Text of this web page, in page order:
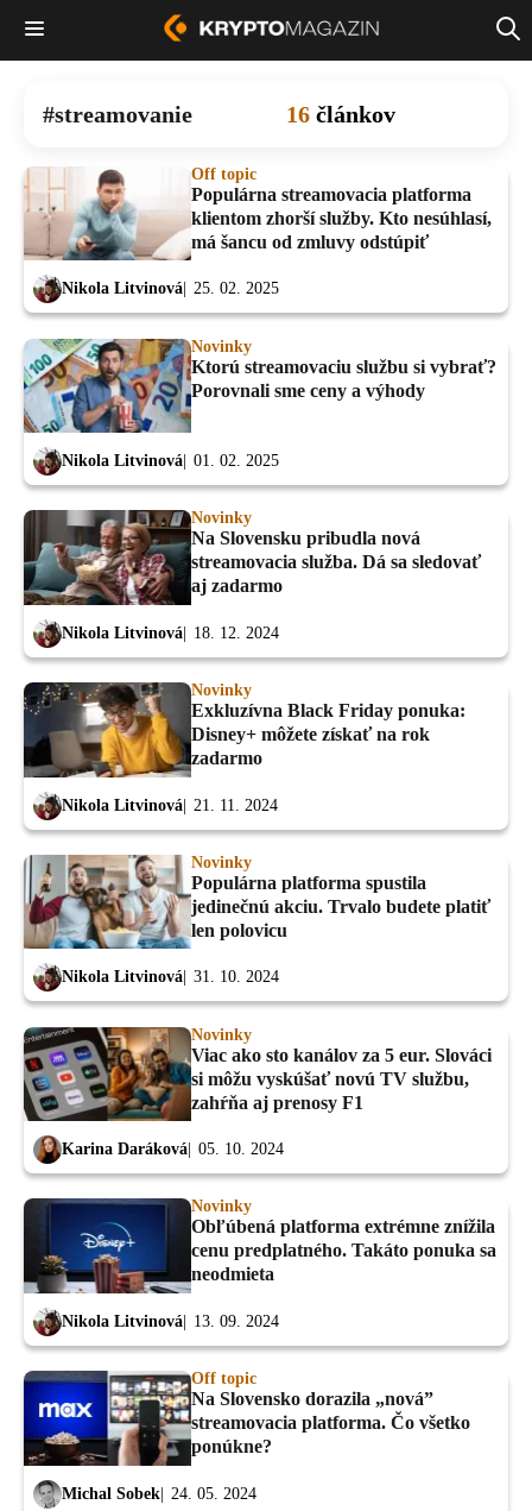
streamovanie 16 článkov
Off topic
Populárna streamovacia platforma
klientom zhorší služby. Kto nesúhlasí,
má šancu od zmluvy odstúpiť
Nikola Litvinová 25. 02. 2025
Novinky
Ktorú streamovaciu službu si vybrať?
Porovnali sme ceny a výhody
Nikola Litvinová 01. 02. 2025
Novinky
Na Slovensku pribudla nová
streamovacia služba. Dá sa sledovať
aj zadarmo
Nikola Litvinová 18. 12. 2024
Novinky
Exkluzívna Black Friday ponuka:
Disney+ môžete získať na rok
zadarmo
Nikola Litvinová 21. 11. 2024
Novinky
Populárna platforma spustila
jedinečnú akciu. Trvalo budete platiť
len polovicu
Nikola Litvinová 31. 10. 2024
Novinky
Viac ako sto kanálov za 5 eur. Slováci
si môžu vyskúšať novú TV službu,
zahŕňa aj prenosy F1
Karina Daráková 05. 10. 2024
Novinky
Obľúbená platforma extrémne znížila
cenu predplatného. Takáto ponuka sa
neodmieta
Nikola Litvinová 13. 09. 2024
Off topic
Na Slovensko dorazila „nová”
streamovacia platforma. Čo všetko
ponúkne?
Michal Sobek 24. 05. 2024